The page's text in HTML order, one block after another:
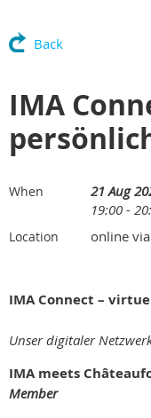
Back
IMA
When
21 Aug
19:00 -
Location online
IMA Connect –
Unser digitaler
IMA meets
Member